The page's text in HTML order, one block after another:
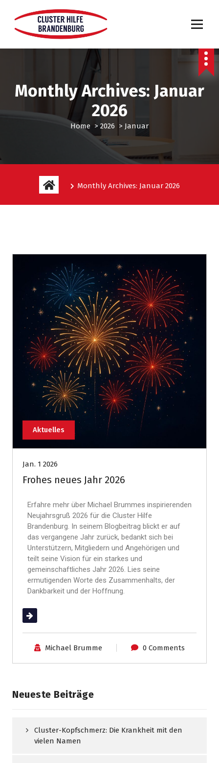
Monthly Archives: Januar
2026
Home > 2026 > Januar
Monthly Archives: Januar 2026
Aktuelles
Jan. 1 2026
Frohes neues Jahr 2026
Erfahre mehr über Michael Brummes inspirierenden
Neujahrsgruß 2026 für die Cluster Hilfe
Brandenburg. In seinem Blogbeitrag blickt er auf
das vergangene Jahr zurück, bedankt sich bei
Unterstützern, Mitgliedern und Angehörigen und
teilt seine Vision für ein starkes und
gemeinschaftliches Jahr 2026. Lies seine
ermutigenden Worte des Zusammenhalts, der
Dankbarkeit und der Hoffnung.
(mehr …)
Michael Brumme 0 Comments
Neueste Beiträge
Cluster-Kopfschmerz: Die Krankheit mit den
vielen Namen